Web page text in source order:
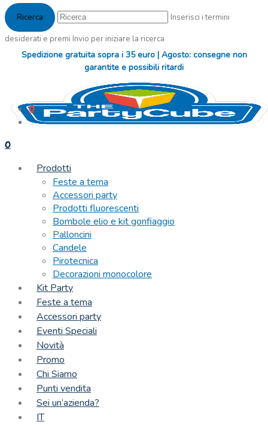
Inserisci i termini
desiderati e premi Invio per iniziare la ricerca
Spedizione gratuita sopra i 35 euro | Agosto: consegne non
garantite e possibili ritardi
0
0
Prodotti
Feste a tema
Accessori party
Prodotti fluorescenti
Bombole elio e kit gonfiaggio
Palloncini
Candele
Pirotecnica
Decorazioni monocolore
Kit Party
Feste a tema
Accessori party
Eventi Speciali
Novità
Promo
Chi Siamo
Punti vendita
Sei un’azienda?
IT